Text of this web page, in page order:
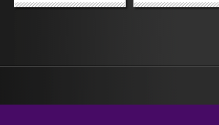
mo(n)do regolare, l’unico